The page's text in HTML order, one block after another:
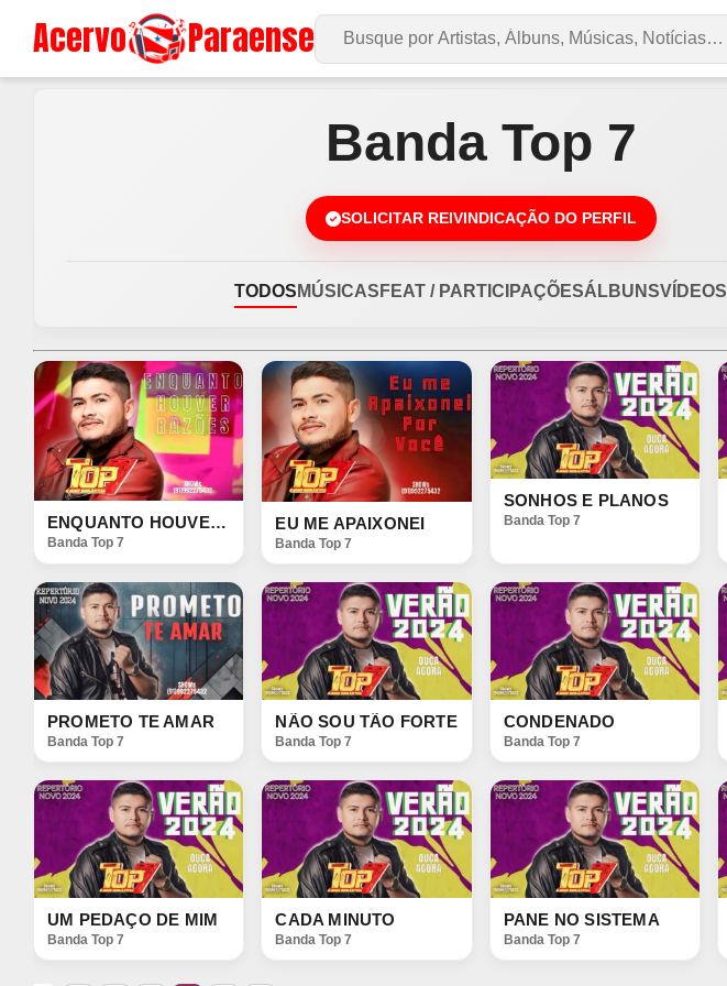
Acervo Paraense Buscar no Site
Banda Top 7
SOLICITAR REIVINDICAÇÃO DO PERFIL
TODOS MÚSICAS FEAT / PARTICIPAÇÕESÁLBUNSVÍDEOS
ENQUANTO HOUVER RAZÕES
Banda Top 7
EU ME APAIXONEI
Banda Top 7
SONHOS E PLANOS
Banda Top 7
PROMETO TE AMAR
Banda Top 7
NÃO SOU TÃO FORTE
Banda Top 7
CONDENADO
Banda Top 7
UM PEDAÇO DE MIM
Banda Top 7
CADA MINUTO
Banda Top 7
PANE NO SISTEMA
Banda Top 7